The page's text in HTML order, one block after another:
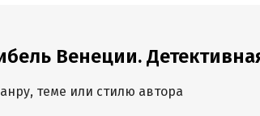
Венеции.
теме или стилю автора